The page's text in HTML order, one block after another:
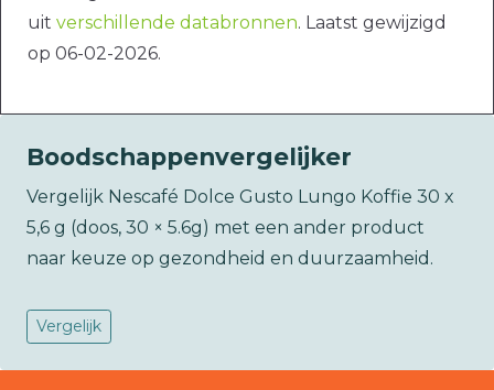
uit verschillende databronnen. Laatst gewijzigd
op 06-02-2026.
Boodschappenvergelijker
Vergelijk Nescafé Dolce Gusto Lungo Koffie 30 x
5,6 g (doos, 30 × 5.6g) met een ander product
naar keuze op gezondheid en duurzaamheid.
Vergelijk